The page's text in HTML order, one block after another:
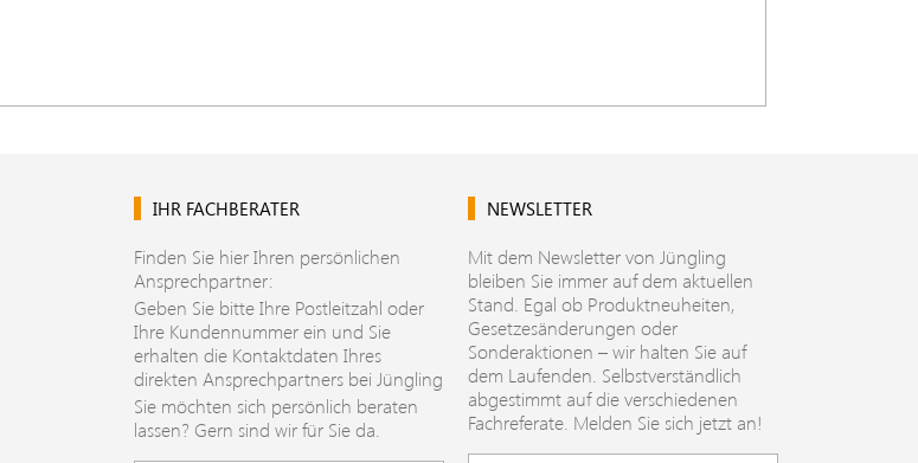
IHR FACHBERATER
Finden Sie hier Ihren persönlichen
Ansprechpartner:
Geben Sie bitte Ihre Postleitzahl oder
Ihre Kundennummer ein und Sie
erhalten die Kontaktdaten Ihres
direkten Ansprechpartners bei Jüngling
Sie möchten sich persönlich beraten
lassen? Gern sind wir für Sie da.
NEWSLETTER
Mit dem Newsletter von Jüngling
bleiben Sie immer auf dem aktuellen
Stand. Egal ob Produktneuheiten,
Gesetzesänderungen oder
Sonderaktionen – wir halten Sie auf
dem Laufenden. Selbstverständlich
abgestimmt auf die verschiedenen
Fachreferate. Melden Sie sich jetzt an!